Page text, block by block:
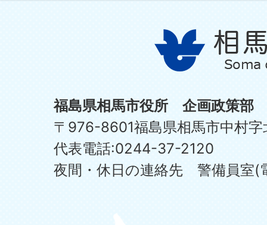
福島県相馬市役所 企画政策部
〒976-8601福島県相馬市中村
代表電話:0244-37-2120
夜間・休日の連絡先 警備員室